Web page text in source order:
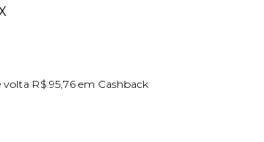
volta R$ 95,76 em Cashback